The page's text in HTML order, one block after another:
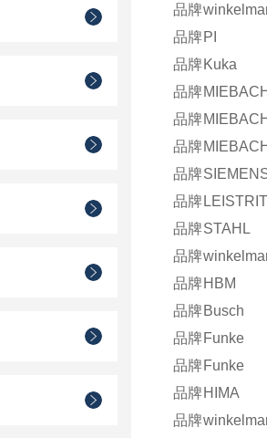
品牌
品牌 PI
品牌 Kuka
品牌
品牌
品牌
品牌
品牌
品牌STAHL
品牌
品牌 HBM
品牌 Busch
品牌 Funke
品牌 Funke
品牌 HIMA
品牌